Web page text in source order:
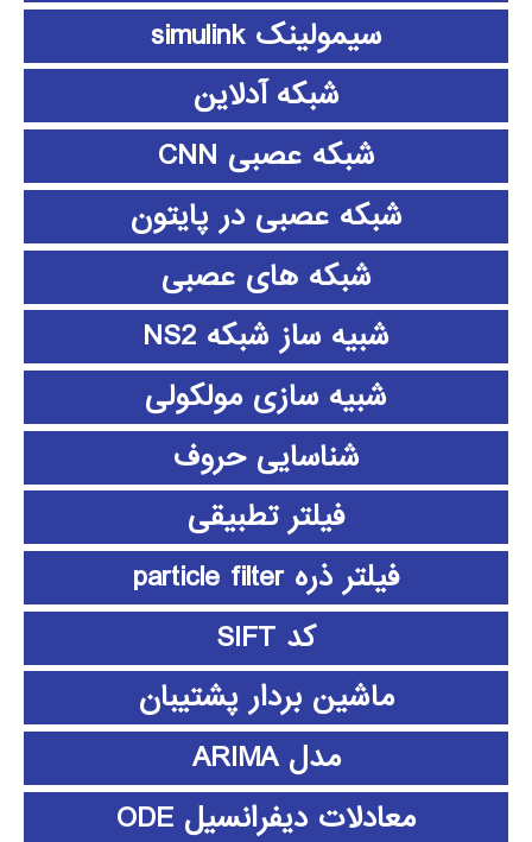
سیمولینک simulink
شبکه آدلاین
شبکه عصبی CNN
شبکه عصبی در پایتون
شبکه های عصبی
شبیه ساز شبکه NS2
شبیه سازی مولکولی
شناسایی حروف
فیلتر تطبیقی
فیلتر ذره particle filter
کد SIFT
ماشین بردار پشتیبان
مدل ARIMA
معادلات دیفرانسیل ODE